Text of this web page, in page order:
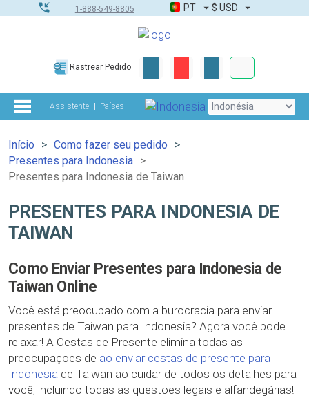
1-888-549-8805 PT $ USD
Rastrear Pedido
Assistente Países
Início
Como fazer seu pedido
Presentes para Indonesia
Presentes para Indonesia de Taiwan
PRESENTES PARA INDONESIA DE
TAIWAN
Como Enviar Presentes para Indonesia de
Taiwan Online
Você está preocupado com a burocracia para enviar
presentes de Taiwan para Indonesia? Agora você pode
relaxar! A Cestas de Presente elimina todas as
preocupações de ao enviar cestas de presente para
Indonesia de Taiwan ao cuidar de todos os detalhes para
você, incluindo todas as questões legais e alfandegárias!